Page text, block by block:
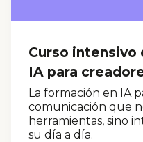
Curso intensivo
IA para
La formación en IA
comunicación que
herramientas, sino
su día a día.